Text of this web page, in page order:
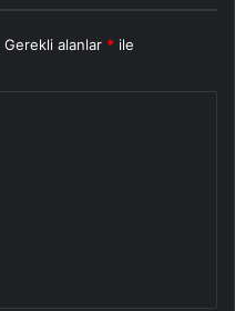
Gerekli alanlar * ile